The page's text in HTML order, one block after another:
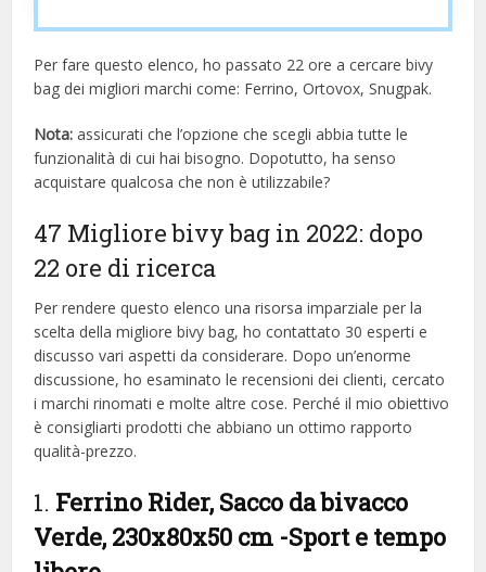
Per fare questo elenco, ho passato 22 ore a cercare bivy
bag dei migliori marchi come: Ferrino, Ortovox, Snugpak.
Nota: assicurati che l’opzione che scegli abbia tutte le
funzionalità di cui hai bisogno. Dopotutto, ha senso
acquistare qualcosa che non è utilizzabile?
47 Migliore bivy bag in 2022: dopo
22 ore di ricerca
Per rendere questo elenco una risorsa imparziale per la
scelta della migliore bivy bag, ​​ho contattato 30 esperti e
discusso vari aspetti da considerare. Dopo un’enorme
discussione, ho esaminato le recensioni dei clienti, cercato
i marchi rinomati e molte altre cose. Perché il mio obiettivo
è consigliarti prodotti che abbiano un ottimo rapporto
qualità-prezzo.
1. Ferrino Rider, Sacco da bivacco
Verde, 230x80x50 cm -Sport e tempo